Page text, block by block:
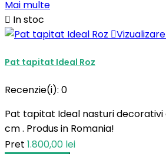
Mai multe
 In stoc

Pat tapitat Ideal Roz
Recenzie(i): 0
Pat tapitat Ideal nasturi decorativi
cm . Produs in Romania!
Pret 1.800,00 lei